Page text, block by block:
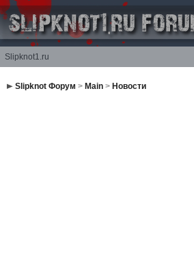
Slipknot1.ru
Slipknot Форум > Main> Новости